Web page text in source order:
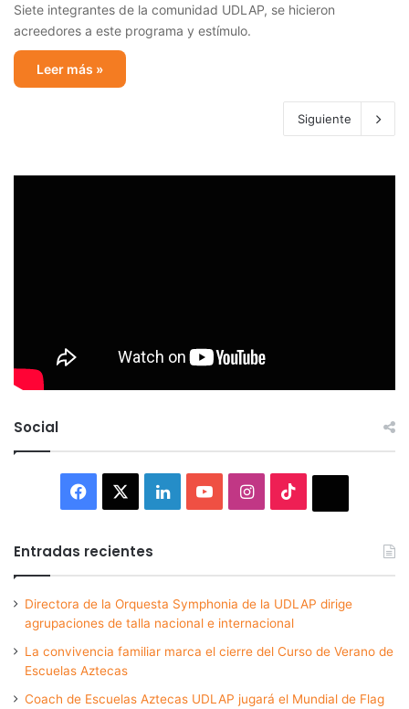
Siete integrantes de la comunidad UDLAP, se hicieron
acreedores a este programa y estímulo.
Leer más »
Siguiente
Social
Facebook LinkedInYouTubeInstagram
Entradas recientes
Directora de la Orquesta Symphonia de la UDLAP dirige
agrupaciones de talla nacional e internacional
La convivencia familiar marca el cierre del Curso de Verano de
Escuelas Aztecas
Coach de Escuelas Aztecas UDLAP jugará el Mundial de Flag